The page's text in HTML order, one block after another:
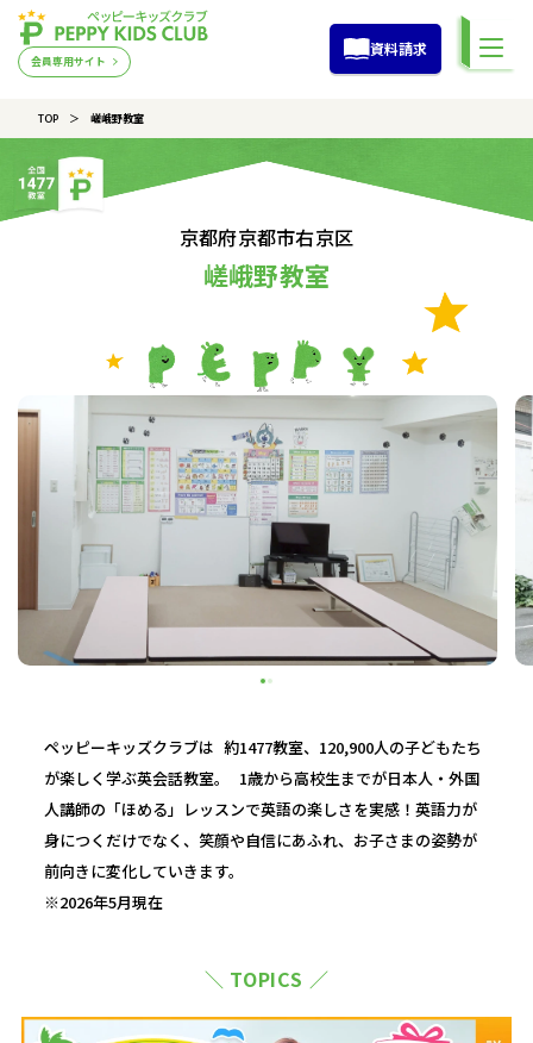
会員専用サイト
資料請求
TOP 嵯峨野教室
京都府京都市右京区
嵯峨野教室
ペッピーキッズクラブは 約1477教室、120,900人の子どもたち
が楽しく学ぶ英会話教室。 1歳から高校生までが日本人・外国
人講師の「ほめる」レッスンで英語の楽しさを実感！英語力が
身につくだけでなく、笑顔や自信にあふれ、お子さまの姿勢が
前向きに変化していきます。
※2026年5月現在
＼ TOPICS ／